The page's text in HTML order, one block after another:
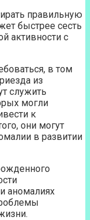
правильную
быстрее сесть
активности с
в том
из
служить
могли
к
они могут
в развитии
аномалиях